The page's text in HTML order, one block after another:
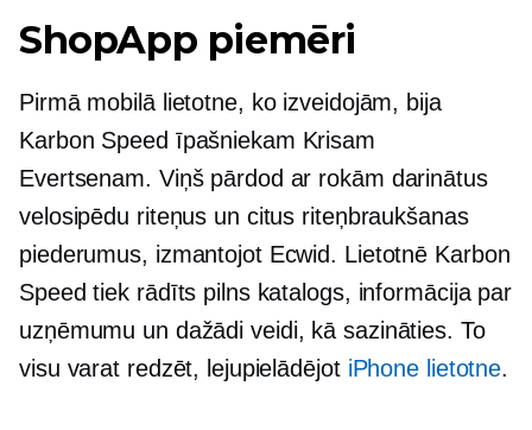
ShopApp piemēri
Pirmā mobilā lietotne, ko izveidojām, bija
Karbon Speed ​​īpašniekam Krisam
Evertsenam. Viņš pārdod ar rokām darinātus
velosipēdu riteņus un citus riteņbraukšanas
piederumus, izmantojot Ecwid. Lietotnē Karbon
Speed ​​tiek rādīts pilns katalogs, informācija par
uzņēmumu un dažādi veidi, kā sazināties. To
visu varat redzēt, lejupielādējot iPhone lietotne.